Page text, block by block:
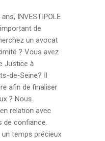
INVESTIPOLE
de
un avocat
? Vous avez
Justice à
de-Seine? Il
afin de finaliser
? Nous
relation avec
de confiance.
temps précieux